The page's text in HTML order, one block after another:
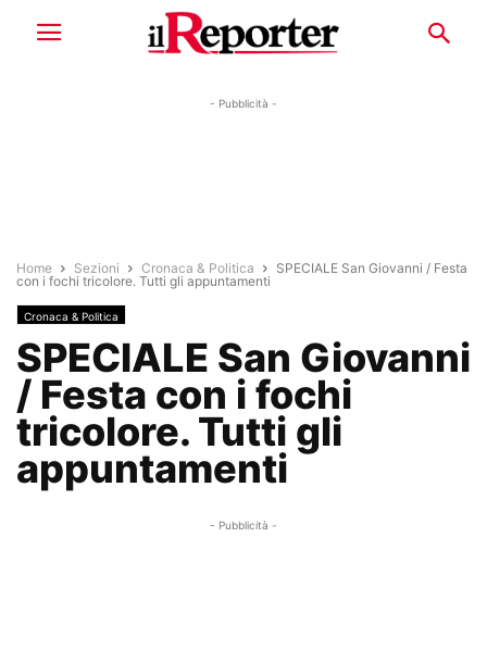
- Pubblicità -
Home Sezioni Cronaca & Politica
SPECIALE San Giovanni / Festa
con i fochi tricolore. Tutti gli appuntamenti
Cronaca & Politica
SPECIALE San Giovanni
/ Festa con i fochi
tricolore. Tutti gli
appuntamenti
- Pubblicità -